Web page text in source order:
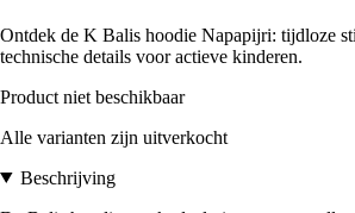
Ontdek de K Balis hoodie Napapijri: tijdloze
technische details voor actieve kinderen.
Product niet beschikbaar
Alle varianten zijn uitverkocht
Beschrijving